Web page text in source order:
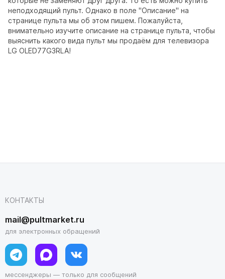
неподходящий пульт. Однако в поле "Описание" на
странице пульта мы об этом пишем. Пожалуйста,
внимательно изучите описание на странице пульта, чтобы
выяснить какого вида пульт мы продаём для телевизора
LG OLED77G3RLA!
КОНТАКТЫ
mail@pultmarket.ru
для электронных обращений
мессенджеры — только для сообщений